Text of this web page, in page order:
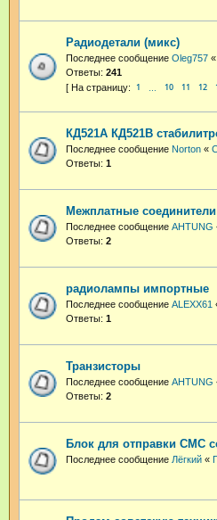
Радиодетали (микс)
Последнее сообщение Oleg757 «
Ответы: 241
1 10 11 12
КД521А КД521В
Последнее сообщение Norton «
Ответы: 1
Межплатные
Последнее сообщение AHTUNG
Ответы: 2
радиолампы импортные
Последнее сообщение ALEXX61
Ответы: 1
Транзисторы
Последнее сообщение AHTUNG
Ответы: 2
Блок для отправки СМС
Последнее сообщение Лёгкий «